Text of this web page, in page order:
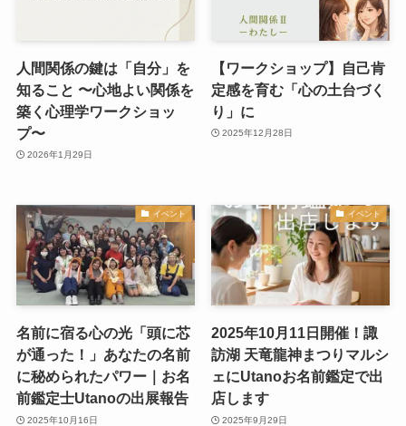
人間関係の鍵は「自分」を
知ること 〜心地よい関係を
築く心理学ワークショッ
プ〜
2026年1月29日
【ワークショップ】自己肯
定感を育む「心の土台づく
り」に
2025年12月28日
イベント
名前に宿る心の光「頭に芯
が通った！」あなたの名前
に秘められたパワー｜お名
前鑑定士Utanoの出展報告
2025年10月16日
イベント
2025年10月11日開催！諏
訪湖 天竜龍神まつりマルシ
ェにUtanoお名前鑑定で出
店します
2025年9月29日